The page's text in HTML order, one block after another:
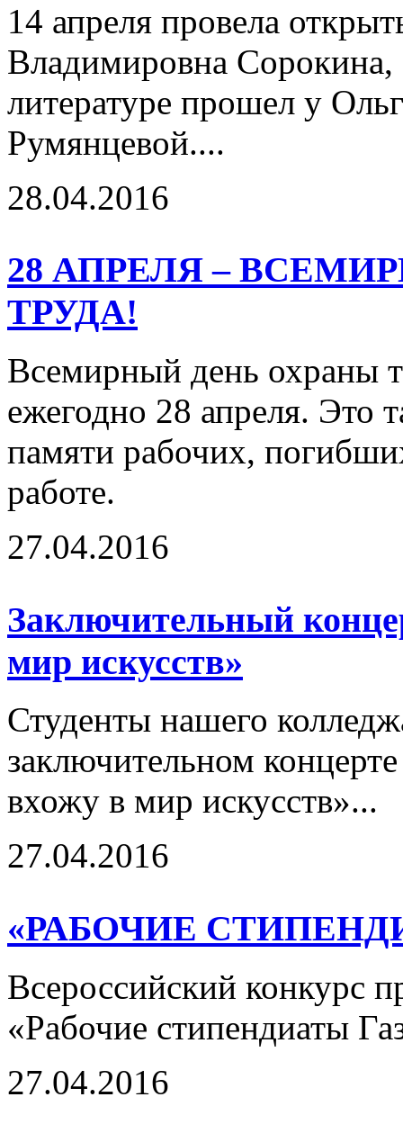
14 апреля провела
Владимировна Сорокина,
литературе прошел у
Румянцевой....
28.04.2016
28 АПРЕЛЯ –
ТРУДА!
Всемирный день охраны
ежегодно 28 апреля. Это
памяти рабочих,
работе.
27.04.2016
Заключительный
мир искусств»
Студенты нашего
заключительном
вхожу в мир искусств»...
27.04.2016
«РАБОЧИЕ
Всероссийский конкурс
«Рабочие стипендиаты
27.04.2016